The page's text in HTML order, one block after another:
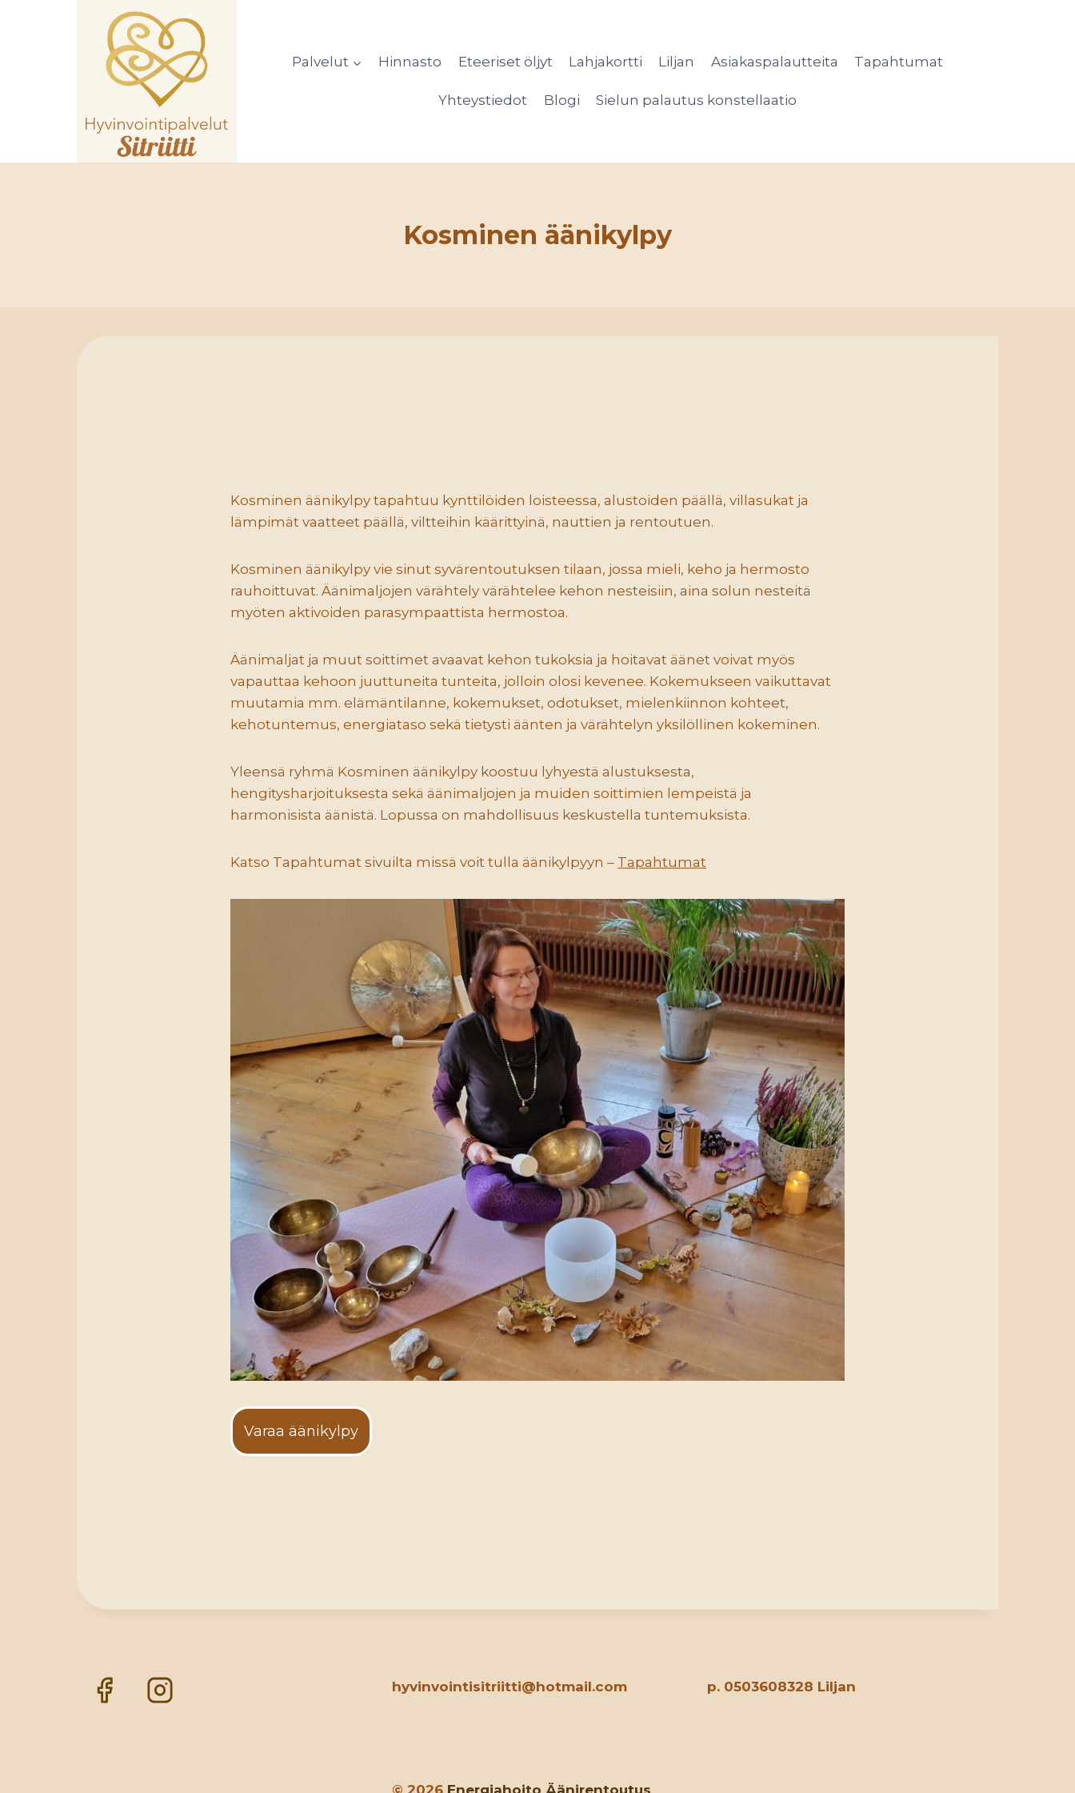
Palvelut
Hinnasto Eteeriset öljyt Lahjakortti Liljan Asiakaspalautteita Tapahtumat
Yhteystiedot Blogi Sielun palautus konstellaatio
Kosminen äänikylpy
Kosminen äänikylpy tapahtuu kynttilöiden loisteessa, alustoiden päällä, villasukat ja
lämpimät vaatteet päällä, viltteihin käärittyinä, nauttien ja rentoutuen.
Kosminen äänikylpy vie sinut syvärentoutuksen tilaan, jossa mieli, keho ja hermosto
rauhoittuvat. Äänimaljojen värähtely värähtelee kehon nesteisiin, aina solun nesteitä
myöten aktivoiden parasympaattista hermostoa.
Äänimaljat ja muut soittimet avaavat kehon tukoksia ja hoitavat äänet voivat myös
vapauttaa kehoon juuttuneita tunteita, jolloin olosi kevenee. Kokemukseen vaikuttavat
muutamia mm. elämäntilanne, kokemukset, odotukset, mielenkiinnon kohteet,
kehotuntemus, energiataso sekä tietysti äänten ja värähtelyn yksilöllinen kokeminen.
Yleensä ryhmä Kosminen äänikylpy koostuu lyhyestä alustuksesta,
hengitysharjoituksesta sekä äänimaljojen ja muiden soittimien lempeistä ja
harmonisista äänistä. Lopussa on mahdollisuus keskustella tuntemuksista.
Katso Tapahtumat sivuilta missä voit tulla äänikylpyyn – Tapahtumat
Varaa äänikylpy
hyvinvointisitriitti@hotmail.com p. 0503608328 Liljan
© 2026 Energiahoito Äänirentoutus